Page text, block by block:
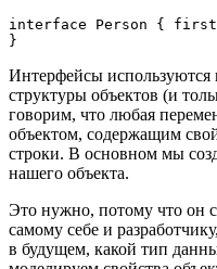
interface Person {
Интерфейсы используются
структуры объектов (и
говорим, что любая
объектом, содержащим
строки. В основном мы
нашего объекта.
Это нужно, потому что он
самому себе и
в будущем, какой тип